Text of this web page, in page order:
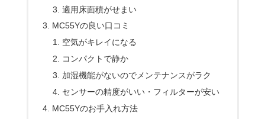
適用床面積がせまい
MC55Yの良い口コミ
空気がキレイになる
コンパクトで静か
加湿機能がないのでメンテナンスがラク
センサーの精度がいい・フィルターが安い
MC55Yのお手入れ方法